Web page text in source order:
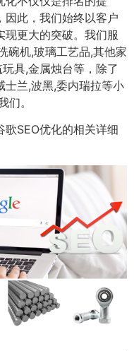
因此，我们始终以客户
现更大的突破。我们服
碗机,玻璃工艺品,其他家
具,金属烛台等，除了
士兰,波黑,委内瑞拉等小
。
SEO优化的相关详细